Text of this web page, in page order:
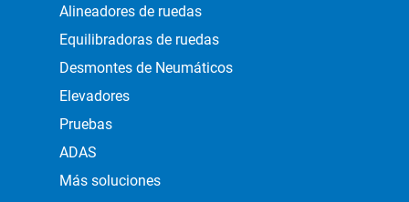
Alineadores de ruedas
Equilibradoras de ruedas
Desmontes de Neumáticos
Elevadores
Pruebas
ADAS
Más soluciones